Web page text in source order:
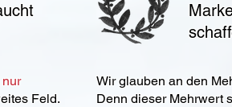
Feld.
Wir glauben an den
Denn dieser Mehrwert